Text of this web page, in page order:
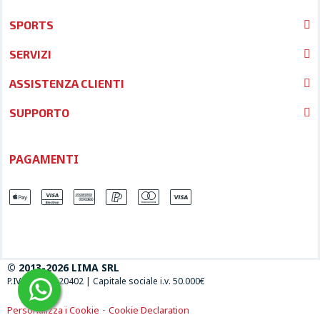
SPORTS
SERVIZI
ASSISTENZA CLIENTI
SUPPORTO
PAGAMENTI
© 2013-2026 LIMA SRL
P.IVA 04697120402 | Capitale sociale i.v. 50.000€
Personalizza i Cookie - Cookie Declaration